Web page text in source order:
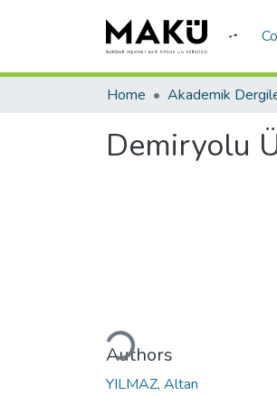
Home Akademik
Demiryolu
Loading...
Authors
YILMAZ, Altan